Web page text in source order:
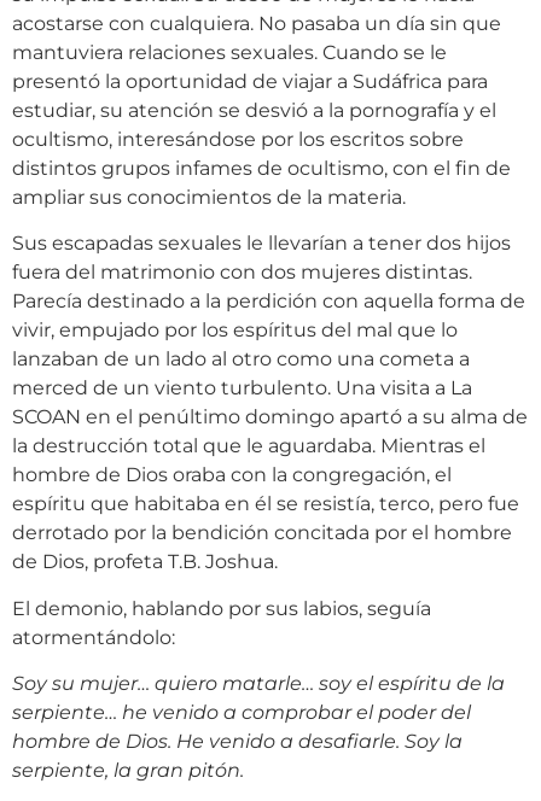
acostarse con cualquiera. No pasaba un día sin que
mantuviera relaciones sexuales. Cuando se le
presentó la oportunidad de viajar a Sudáfrica para
estudiar, su atención se desvió a la pornografía y el
ocultismo, interesándose por los escritos sobre
distintos grupos infames de ocultismo, con el fin de
ampliar sus conocimientos de la materia.
Sus escapadas sexuales le llevarían a tener dos hijos
fuera del matrimonio con dos mujeres distintas.
Parecía destinado a la perdición con aquella forma de
vivir, empujado por los espíritus del mal que lo
lanzaban de un lado al otro como una cometa a
merced de un viento turbulento. Una visita a La
SCOAN en el penúltimo domingo apartó a su alma de
la destrucción total que le aguardaba. Mientras el
hombre de Dios oraba con la congregación, el
espíritu que habitaba en él se resistía, terco, pero fue
derrotado por la bendición concitada por el hombre
de Dios, profeta T.B. Joshua.
El demonio, hablando por sus labios, seguía
atormentándolo:
Soy su mujer… quiero matarle… soy el espíritu de la
serpiente… he venido a comprobar el poder del
hombre de Dios. He venido a desafiarle. Soy la
serpiente, la gran pitón.